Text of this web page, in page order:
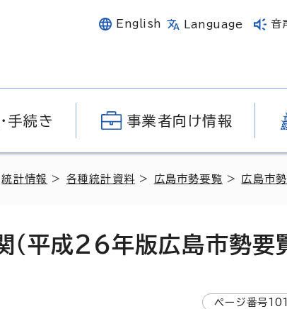
English Language 音
手続き 事業者向け情報
統計情報 > 各種統計資料 > 広島市勢要覧 > 広島市
（平成26年版広島市勢要
ページ番号